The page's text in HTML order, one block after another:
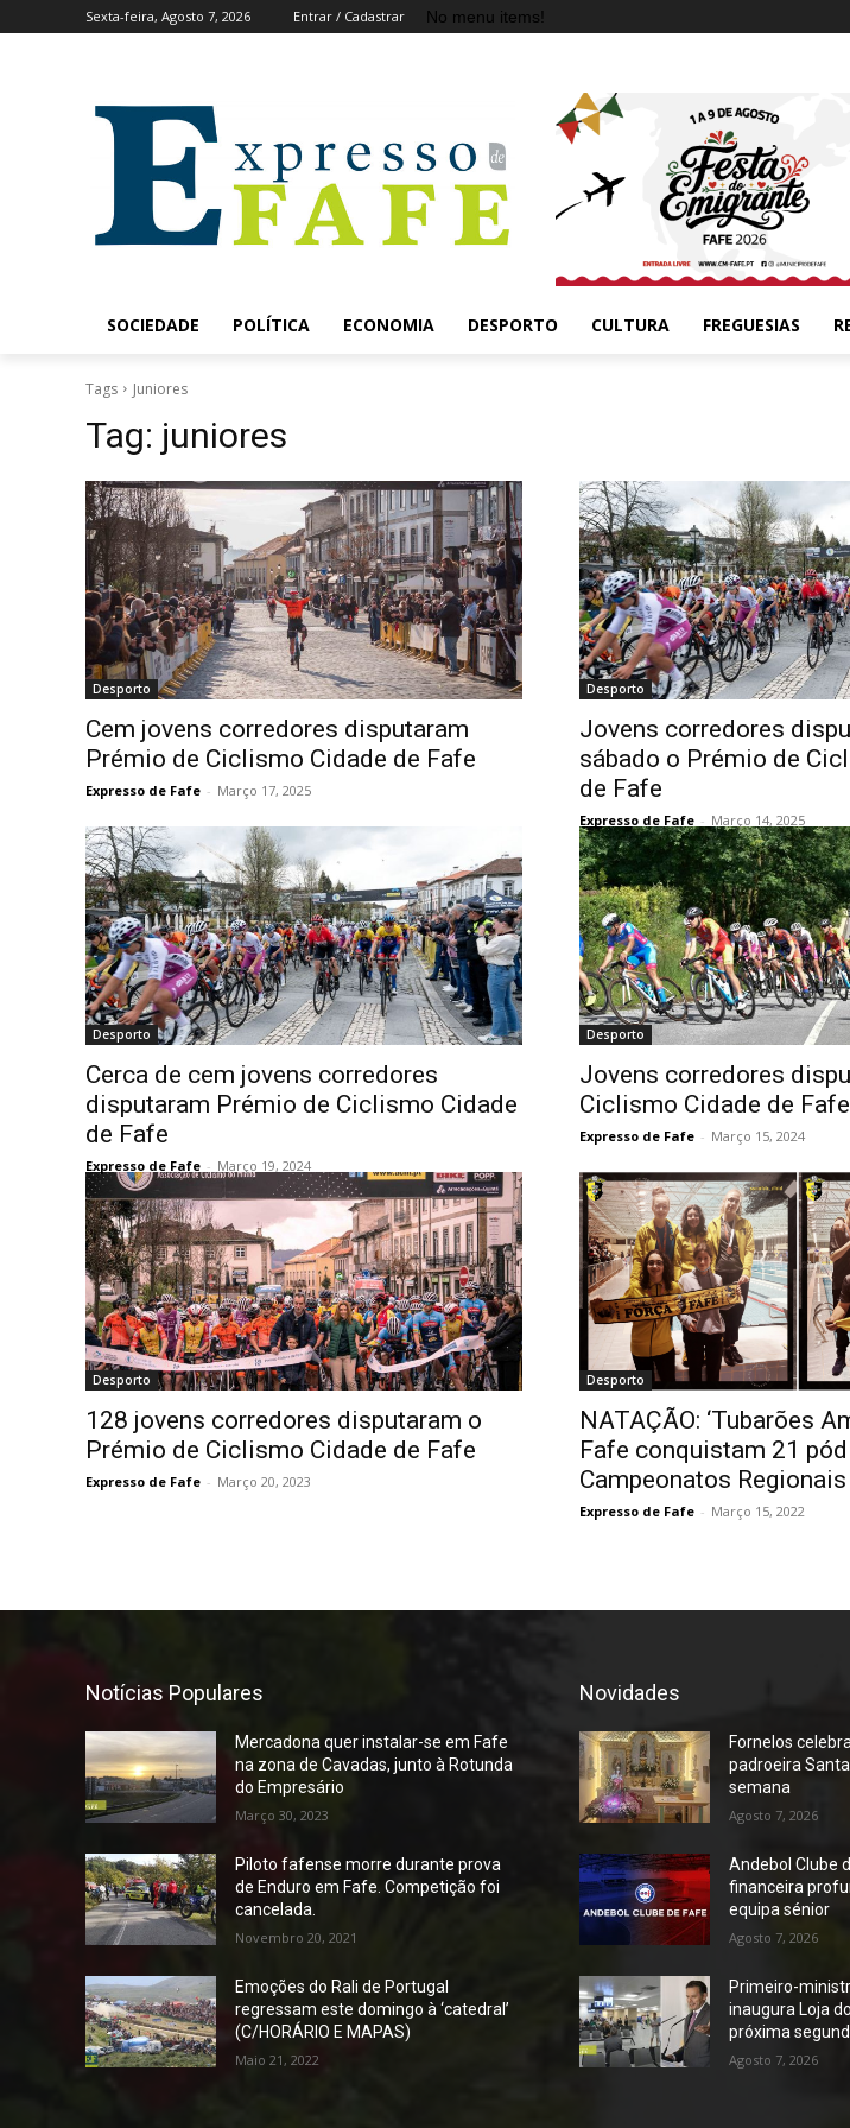
Sexta-feira, Agosto 7, 2026 Entrar / Cadastrar No menu items!
SOCIEDADE POLÍTICA ECONOMIA DESPORTO CULTURA FREGUESIAS
Tags Juniores
Tag: juniores
Desporto
Cem jovens corredores disputaram
Prémio de Ciclismo Cidade de Fafe
Expresso de Fafe - Março 17, 2025
Desporto
Jovens corredores
sábado o Prémio de
de Fafe
Expresso de Fafe - Março 14, 2025
Desporto
Cerca de cem jovens corredores
disputaram Prémio de Ciclismo Cidade
de Fafe
Expresso de Fafe - Março 19, 2024
Desporto
Jovens corredores
Ciclismo Cidade de
Expresso de Fafe - Março 15, 2024
Desporto
128 jovens corredores disputaram o
Prémio de Ciclismo Cidade de Fafe
Expresso de Fafe - Março 20, 2023
Desporto
NATAÇÃO: ‘Tubarões
Fafe conquistam 21
Campeonatos Regionais
Expresso de Fafe - Março 15, 2022
Notícias Populares
Mercadona quer instalar-se em Fafe
na zona de Cavadas, junto à Rotunda
do Empresário
Março 30, 2023
Piloto fafense morre durante prova
de Enduro em Fafe. Competição foi
cancelada.
Novembro 20, 2021
Emoções do Rali de Portugal
regressam este domingo à ‘catedral’
(C/HORÁRIO E MAPAS)
Maio 21, 2022
Novidades
Fornelos
padroeira
semana
Agosto 7, 2026
Andebol Clube
financeira
equipa sénior
Agosto 7, 2026
Primeiro-
inaugura Loja
próxima
Agosto 7, 2026